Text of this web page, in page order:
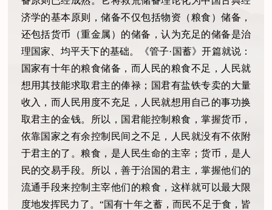
济学的基本原则，储备不仅包括物资（粮食）储备，
还包括货币（重金属）的储备，认为充足的储备是治
理国家、均平天下的基础。《管子·国蓄》开篇就说：
国家有十年的粮食储备，而人民的粮食不足，人民就
想用其技能求取君主的俸禄；国君有盐铁专卖的大量
收入，而人民用度不充足，人民就想用自己的事功换
取君主的金钱。所以，国君能控制粮食，掌握货币，
依靠国家之有余控制民间之不足，人民就没有不依附
于君主的了。粮食，是人民生命的主宰；货币，是人
民的交易手段。所以，善于治国的君主，掌握他们的
流通手段来控制主宰他们的粮食，这样就可以最大限
度地发挥民力了。“国有十年之蓄，而民不足于食，皆